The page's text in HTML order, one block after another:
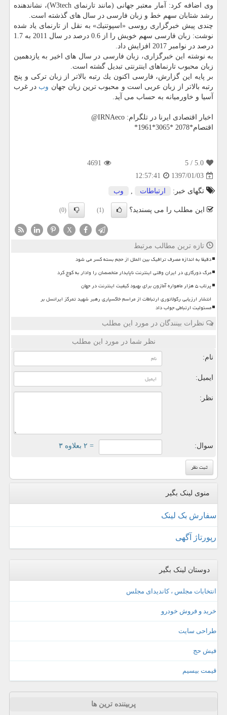
وی اضافه كرد: آمار معتبر جهانی (مانند تارنمای W3tech)، نشاندهنده
رشد شتابان سهم خط و زبان فارسی در سال های گذشته است.
چندی پیش خبرگزاری روسی «اسپوتنیك» به نقل از تارنمای یاد شده
نوشت: زبان فارسی سهم خویش را از 0.6 درصد در سال 2011 به 1.7
درصد در نوامبر 2017 افزایش داد.
به نوشته این خبرگزاری، زبان فارسی در سال های اخیر به یازدهمین
زبان محبوب تارنماهای اینترنتی تبدیل گشته است.
بر پایه این گزارش، فارسی اكنون یك رتبه بالاتر از زبان تركی و پنج
رتبه بالاتر از زبان عربی است و محبوب ترین زبان جهان وب در غرب
آسیا و خاورمیانه به حساب می آید.
اخبار اقتصادی ایرنا در تلگرام: IRNAeco@
اقتصام*2078 *3065*1961*
5.0
/ 5
4691
1397/01/03
12:57:41
تگهای خبر:
ارتباطات , وب
این مطلب را می پسندید؟ (1)
(0)
X
تازه ترین مطالب مرتبط
دقیقا به اندازه مصرف ترافیک بین الملل از حجم بسته کسر می شود
مرگ دورکاری در ایران وقتی اینترنت ناپایدار متخصصان را وادار به کوچ کرد
پرتاب ۵ هزار ماهواره آمازون برای بهبود کیفیت اینترنت در جهان
انتشار ارزیابی رگولاتوری ارتباطات از مراسم خاکسپاری رهبر شهید تمرکز ایرانسل بر
مسئولیت ارتباطی جواب داد
نظرات بینندگان در مورد این مطلب
نظر شما در مورد این مطلب
نام:
ایمیل:
نظر:
سوال: = ۲ بعلاوه ۳
منوی لینک بگیر
سفارش بک لینک
رپورتاژ آگهی
دوستان لینک بگیر
انتخابات مجلس ، کاندیدای مجلس
خرید و فروش خودرو
طراحی سایت
فیش حج
قیمت بیسیم
پربیننده ترین ها